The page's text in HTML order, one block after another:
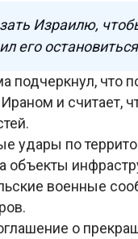
Израилю,
его
подчеркнул, что
и считает,
удары по
военные
о